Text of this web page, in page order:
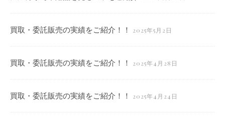
買取・委託販売の実績をご紹介！！ 2025年5月2日
買取・委託販売の実績をご紹介！！ 2025年4月28日
買取・委託販売の実績をご紹介！！ 2025年4月24日